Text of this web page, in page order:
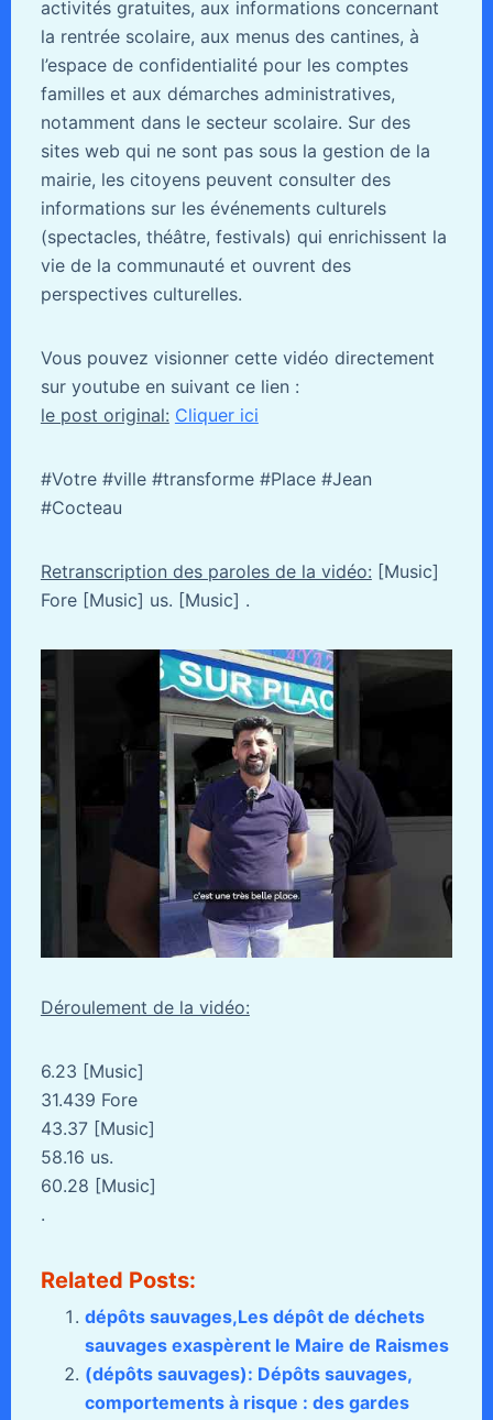
activités gratuites, aux informations concernant
la rentrée scolaire, aux menus des cantines, à
l’espace de confidentialité pour les comptes
familles et aux démarches administratives,
notamment dans le secteur scolaire. Sur des
sites web qui ne sont pas sous la gestion de la
mairie, les citoyens peuvent consulter des
informations sur les événements culturels
(spectacles, théâtre, festivals) qui enrichissent la
vie de la communauté et ouvrent des
perspectives culturelles.
Vous pouvez visionner cette vidéo directement
sur youtube en suivant ce lien :
le post original: Cliquer ici
#Votre #ville #transforme #Place #Jean
#Cocteau
Retranscription des paroles de la vidéo: [Music]
Fore [Music] us. [Music] .
Déroulement de la vidéo:
6.23 [Music]
31.439 Fore
43.37 [Music]
58.16 us.
60.28 [Music]
.
Related Posts:
dépôts sauvages,Les dépôt de déchets
sauvages exaspèrent le Maire de Raismes
(dépôts sauvages): Dépôts sauvages,
comportements à risque : des gardes